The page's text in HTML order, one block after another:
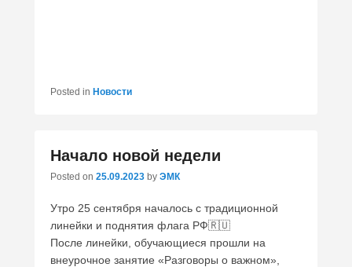
Posted in Новости
Начало новой недели
Posted on 25.09.2023 by ЭМК
Утро 25 сентября началось с традиционной
линейки и поднятия флага РФ🇷🇺
После линейки, обучающиеся прошли на
внеурочное занятие «Разговоры о важном»,